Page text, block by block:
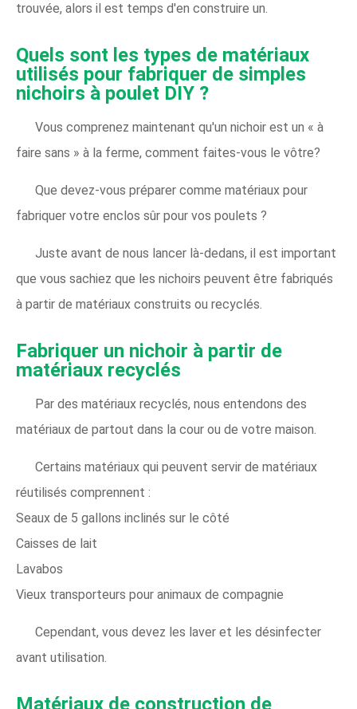
trouvée, alors il est temps d'en construire un.
Quels sont les types de matériaux
utilisés pour fabriquer de simples
nichoirs à poulet DIY ?
Vous comprenez maintenant qu'un nichoir est un « à
faire sans » à la ferme, comment faites-vous le vôtre?
Que devez-vous préparer comme matériaux pour
fabriquer votre enclos sûr pour vos poulets ?
Juste avant de nous lancer là-dedans, il est important
que vous sachiez que les nichoirs peuvent être fabriqués
à partir de matériaux construits ou recyclés.
Fabriquer un nichoir à partir de
matériaux recyclés
Par des matériaux recyclés, nous entendons des
matériaux de partout dans la cour ou de votre maison.
Certains matériaux qui peuvent servir de matériaux
réutilisés comprennent :
Seaux de 5 gallons inclinés sur le côté
Caisses de lait
Lavabos
Vieux transporteurs pour animaux de compagnie
Cependant, vous devez les laver et les désinfecter
avant utilisation.
Matériaux de construction de